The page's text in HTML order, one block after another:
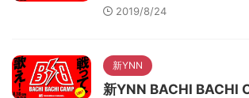
2019/8/24
新YNN
新YNN BACHI